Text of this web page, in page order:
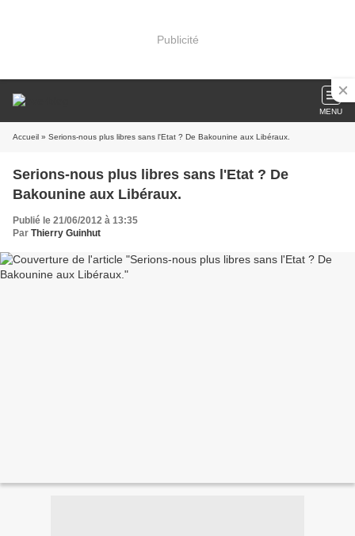
Publicité
MENU
Accueil » Serions-nous plus libres sans l'Etat ? De Bakounine aux Libéraux.
Serions-nous plus libres sans l'Etat ? De
Bakounine aux Libéraux.
Publié le 21/06/2012 à 13:35
Par Thierry Guinhut